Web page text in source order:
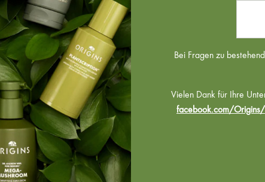
Bei Fragen zu
Vielen Dank für Ihre
facebook.com/Origins/